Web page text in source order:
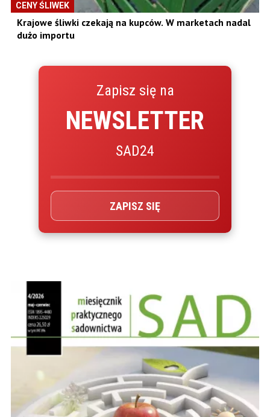
CENY ŚLIWEK
Krajowe śliwki czekają na kupców. W marketach nadal
dużo importu
Zapisz się na
NEWSLETTER
SAD24
ZAPISZ SIĘ